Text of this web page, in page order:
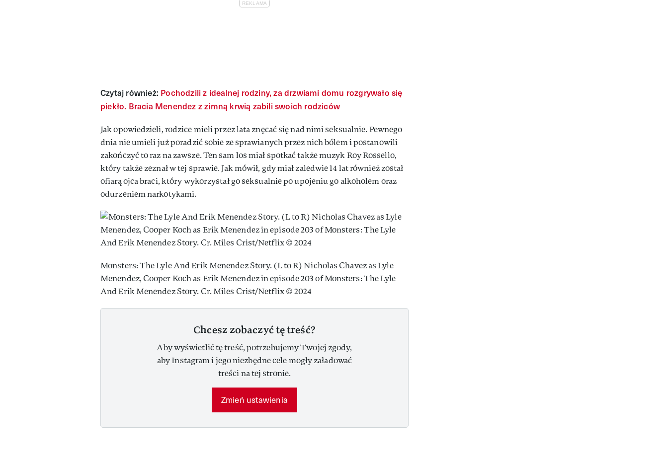
Czytaj również: Pochodzili z idealnej rodziny, za drzwiami domu rozgrywało się
piekło. Bracia Menendez z zimną krwią zabili swoich rodziców
Jak opowiedzieli, rodzice mieli przez lata znęcać się nad nimi seksualnie. Pewnego
dnia nie umieli już poradzić sobie ze sprawianych przez nich bólem i postanowili
zakończyć to raz na zawsze. Ten sam los miał spotkać także muzyk Roy Rossello,
który także zeznał w tej sprawie. Jak mówił, gdy miał zaledwie 14 lat również został
ofiarą ojca braci, który wykorzystał go seksualnie po upojeniu go alkoholem oraz
odurzeniem narkotykami.
Monsters: The Lyle And Erik Menendez Story. (L to R) Nicholas Chavez as Lyle
Menendez, Cooper Koch as Erik Menendez in episode 203 of Monsters: The Lyle
And Erik Menendez Story. Cr. Miles Crist/Netflix © 2024
Chcesz zobaczyć tę treść?
Aby wyświetlić tę treść, potrzebujemy Twojej zgody,
aby Instagram i jego niezbędne cele mogły załadować
treści na tej stronie.
Zmień ustawienia